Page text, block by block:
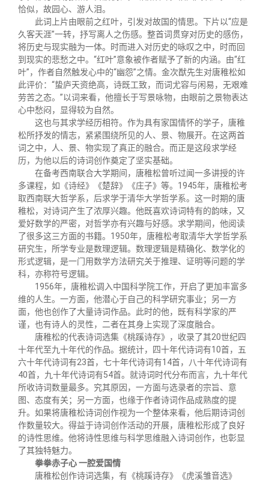
恰似，故园心、游人泪。
此词上片由眼前之红叶，引发对故国的情思。下片以“应是
久客天涯”一转，抒写离人之伤感。整首词贯穿对历史的感伤，
将历史与现实融为一体。时而进入对历史的咏叹之中，时而回
到现实的悲愁之中。“红叶”意象被作者赋予了新的内涵。由“红
叶”，作者自然触发心中的“幽怨”之情。金次猷先生对唐稚松如
此评价：“蛰庐天资绝高，诗既工致，而词尤容与闲易，无艰难
劳苦之态。”以词来看，他擅长于写景咏物，由眼前之景物表达
心中愁闷，显得较为自然。
这也与其求学经历相符。作为具有家国情怀的学子，唐稚
松所抒发的情志，紧紧围绕所见的人、景、物展开。在这两首
词之中，人、景、物实现了真正的融合。而正是这段求学经
历，为他以后的诗词创作奠定了坚实基础。
在备考西南联合大学期间，唐稚松曾听过闻一多讲授的许
多课程，如《诗经》《楚辞》《庄子》等。1945年，唐稚松考
取西南联大哲学系，后求学于清华大学哲学系。这一时期的唐
稚松，对诗词产生了浓厚兴趣。他既喜欢诗词特有的韵味，又
爱好数学的严密，对哲学亦有兴趣与好感。求学期间，他阅读
了很多这三方面的书籍。1950年，唐稚松考取清华大学哲学系
研究生，所学专业是数理逻辑。数理逻辑是精确化、数学化的
形式逻辑，是一门用数学方法研究关于推理、证明等问题的学
科，亦称符号逻辑。
1956年，唐稚松调入中国科学院工作，开启了更加丰富多
维的人生。一方面，他潜心于自己的科学研究事业；另一方
面，他也创作了大量诗词作品。此时的他，既有科学家的严
谨，也有诗人的灵性，二者在其身上实现了深度融合。
唐稚松的代表诗词选集《桃蹊诗存》，收录了其20世纪四
十年代至九十年代的作品。据统计，四十年代诗词有10首，五
六十年代诗词有23首，七十年代诗词有14首，八十年代诗词有
40首，九十年代诗词有54首。就诗词时代分布而言，九十年代
所收诗词数量最多。究其原因，一方面与选录者的宗旨、意
图、态度有关；另一方面，也缘于作者诗词作品成熟度的提
升。如果将唐稚松诗词创作视为一个整体来看，他后期诗词创
作数量较大。得益于诗词创作活动的开展，唐稚松形成了良好
的诗性思维。他将诗性思维与科学思维融入诗词创作，也彰显
了其独特魅力。
拳拳赤子心一腔爱国情
唐稚松创作诗词选集，有《桃蹊诗存》《虎溪雏音选》